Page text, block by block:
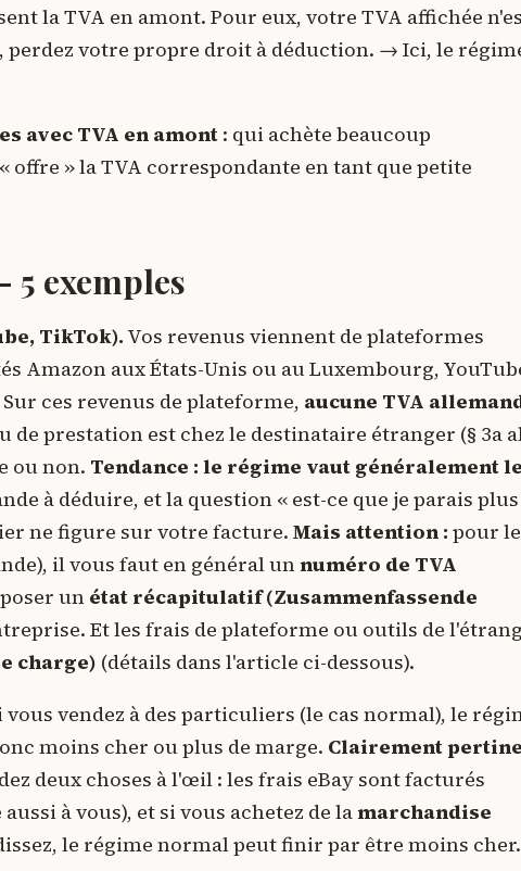
la TVA en amont. Pour eux, votre TVA affichée
perdez votre propre droit à déduction. → Ici, le
avec TVA en amont: qui achète beaucoup
» la TVA correspondante en tant que petite
5 exemples
TikTok). Vos revenus viennent de plateformes
Amazon aux États-Unis ou au Luxembourg,
ces revenus de plateforme, aucune TVA
de prestation est chez le destinataire étranger (§ 3a
ou non. Tendance : le régime vaut généralement
à déduire, et la question « est-ce que je parais plus
ne figure sur votre facture. Mais attention : pour
il vous faut en général unnuméro de TVA
un état récapitulatif (Zusammenfassende
Et les frais de plateforme ou outils de
charge) (détails dans l'article ci-dessous).
vous vendez à des particuliers (le cas normal), le
moins cher ou plus de marge. Clairement
deux choses à l'œil : les frais eBay sont facturés
à vous), et si vous achetez de lamarchandise
le régime normal peut finir par être moins cher.